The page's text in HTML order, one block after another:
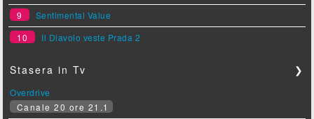
9
Sentimental Value
10
Il Diavolo veste Prada 2
Stasera in Tv ❯
Overdrive
Canale 20 ore 21.1